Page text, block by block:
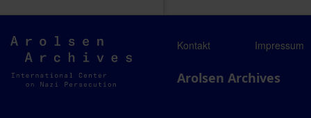
Arolsen
Archives
Kontakt Impressum
Arolsen Archives